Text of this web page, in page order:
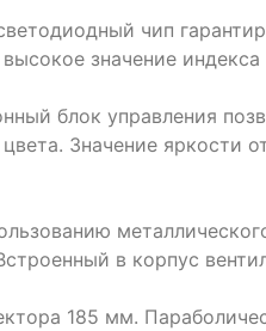
чип
значение
блок управления
Значение яркости
в корпус
185 мм.